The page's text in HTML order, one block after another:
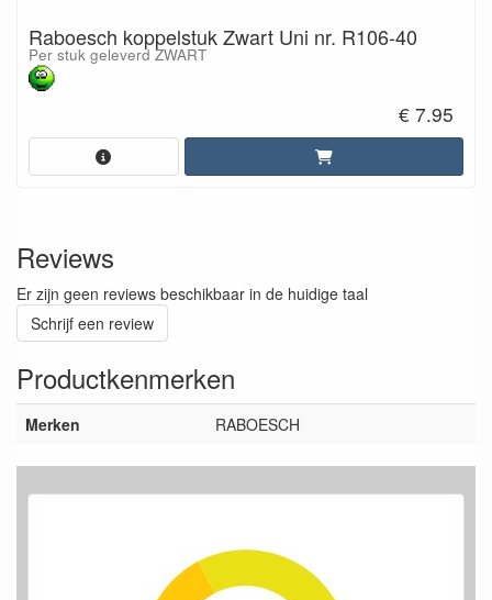
Raboesch koppelstuk Zwart Uni nr. R106-40
Per stuk geleverd ZWART
€ 7.95
Reviews
Er zijn geen reviews beschikbaar in de huidige taal
Schrijf een review
Productkenmerken
Merken RABOESCH